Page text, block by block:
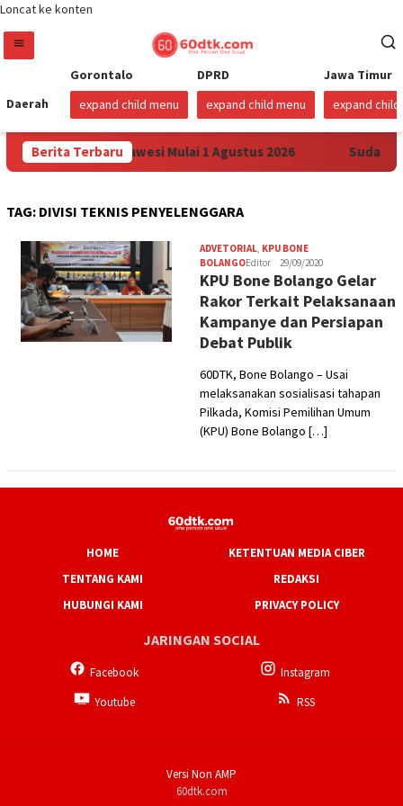
Loncat ke konten
Daerah
Gorontalo
expand child menu
DPRD
expand child menu
Jawa Timur
expand child
Berita Terbaru
Pertamax di Sulawesi Mulai 1 Agustus 2026 Sudah
TAG: DIVISI TEKNIS PENYELENGGARA
ADVETORIAL, KPU BONE
BOLANGOEditor 29/09/2020
KPU Bone Bolango Gelar
Rakor Terkait Pelaksanaan
Kampanye dan Persiapan
Debat Publik
60DTK, Bone Bolango – Usai
melaksanakan sosialisasi tahapan
Pilkada, Komisi Pemilihan Umum
(KPU) Bone Bolango […]
HOME
KETENTUAN MEDIA CIBER
TENTANG KAMI
REDAKSI
HUBUNGI KAMI
PRIVACY POLICY
JARINGAN SOCIAL
Facebook
Instagram
Youtube
RSS
Versi Non AMP
60dtk.com